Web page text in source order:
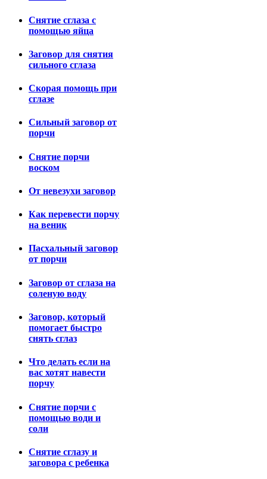
Снятие сглаза с
помощью яйца
Заговор для снятия
сильного сглаза
Скорая помощь при
сглазе
Сильный заговор от
порчи
Снятие порчи
воском
От невезухи заговор
Как перевести порчу
на веник
Пасхальный заговор
от порчи
Заговор от сглаза на
соленую воду
Заговор, который
помогает быстро
снять сглаз
Что делать если на
вас хотят навести
порчу
Снятие порчи с
помощью води и
соли
Снятие сглазу и
заговора с ребенка